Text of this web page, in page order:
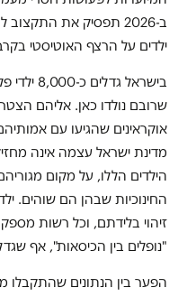
ב-2026 תפסיק את
ילדים על הרצף האוטיסטי
בישראל
שרובם נולדו כאן. אליהם
אוקראינים שהגיעו עם
מדינת ישראל עצמה אינה
הילדים הללו, על מקום
החינוכיות שבהן הם שוהים.
זיהוי בלידתם, וכל רשות
"נופלים בין הכיסאות", אף
הפער בין הנתונים שהתקבלו